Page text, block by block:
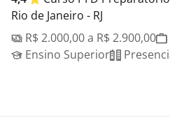
Rio de Janeiro - RJ
R$ 2.000,00 a R$ 2.900,00
Ensino Superior